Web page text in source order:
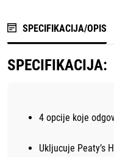
SPECIFIKACIJA/OPIS
SPECIFIKACIJA:
4 opcije koje
Ukljucuje Peaty’s